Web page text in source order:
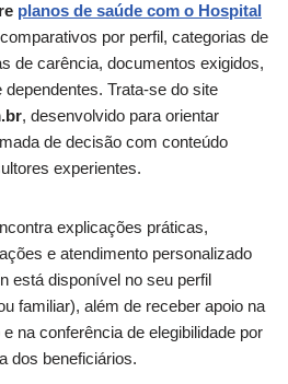
planos de saúde com o Hospital
por perfil, categorias de
de carência, documentos exigidos,
dependentes. Trata-se do site
, desenvolvido para orientar
de decisão com conteúdo
experientes.
explicações práticas,
e atendimento personalizado
está disponível no seu perfil
familiar), além de receber apoio na
na conferência de elegibilidade por
dos beneficiários.